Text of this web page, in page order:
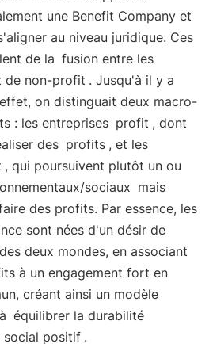
une Benefit Company et
au niveau juridique. Ces
de la fusion entre les
de non-profit . Jusqu'à il y a
on distinguait deux macro-
: les entreprises profit , dont
des profits , et les
, qui poursuivent plutôt un ou
sociaux mais
des profits. Par essence, les
sont nées d'un désir de
deux mondes, en associant
à un engagement fort en
créant ainsi un modèle
équilibrer la durabilité
social positif .